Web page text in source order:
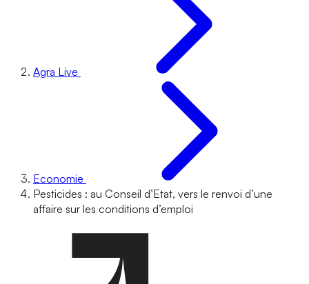
Agra Live
Economie
Pesticides : au Conseil d’Etat, vers le renvoi d’une
affaire sur les conditions d’emploi